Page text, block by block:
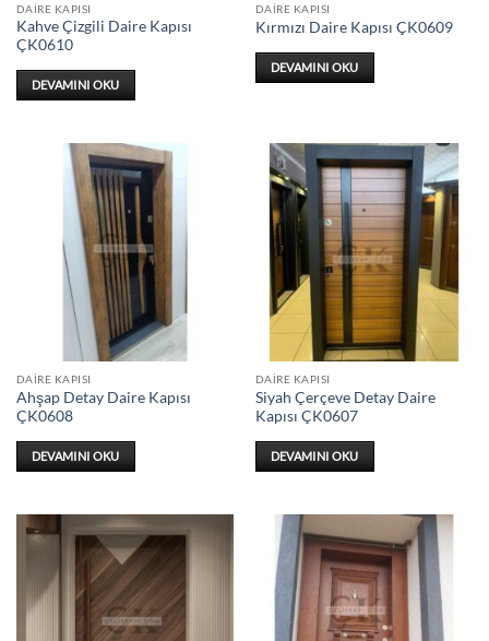
DAIRE KAPISI
Kahve Çizgili Daire Kapısı
ÇK0610
DEVAMINI OKU
DAIRE KAPISI
Kırmızı Daire Kapısı ÇK0609
DEVAMINI OKU
DAIRE KAPISI
Ahşap Detay Daire Kapısı
ÇK0608
DEVAMINI OKU
DAIRE KAPISI
Siyah Çerçeve Detay Daire
Kapısı ÇK0607
DEVAMINI OKU